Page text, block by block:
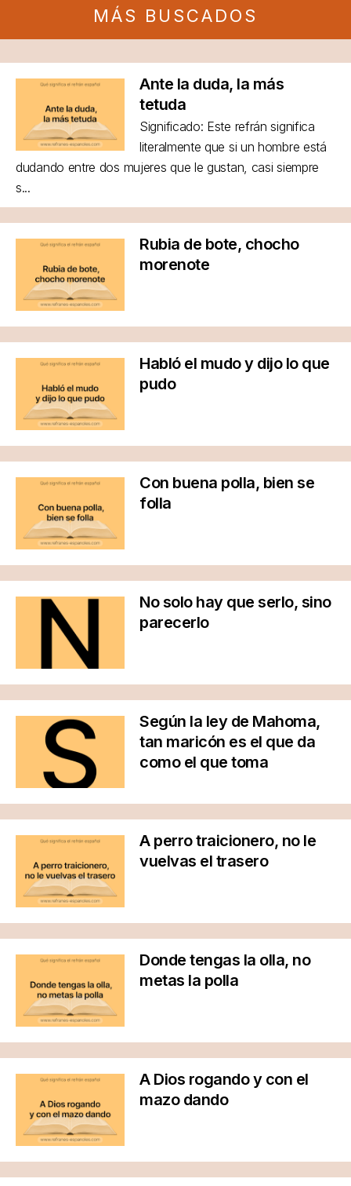
MÁS BUSCADOS
Ante la duda, la más
tetuda
Significado: Este refrán significa
literalmente que si un hombre está
dudando entre dos mujeres que le gustan, casi siempre
s...
Rubia de bote, chocho
morenote
Habló el mudo y dijo lo que
pudo
Con buena polla, bien se
folla
No solo hay que serlo, sino
parecerlo
Según la ley de Mahoma,
tan maricón es el que da
como el que toma
A perro traicionero, no le
vuelvas el trasero
Donde tengas la olla, no
metas la polla
A Dios rogando y con el
mazo dando